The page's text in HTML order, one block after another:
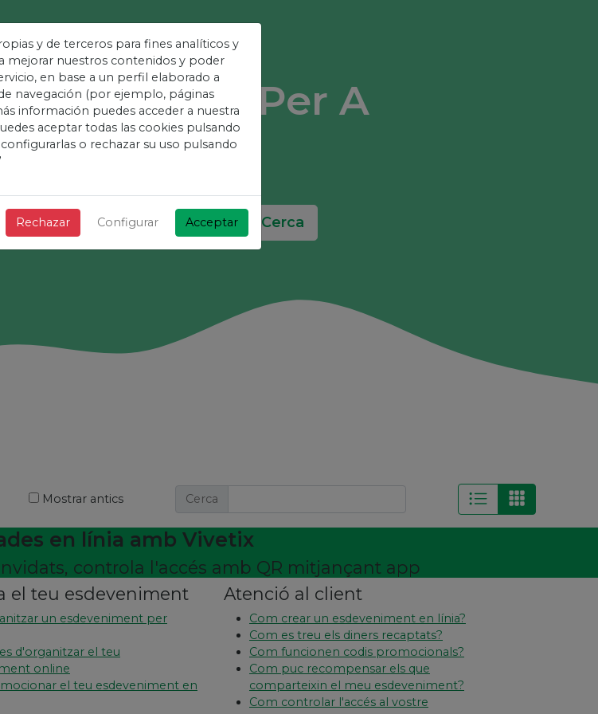
Més Fàcil Per A
Cerca
Mostrar antics Cerca
en línia amb Vivetix
controla l'accés amb QR mitjançant app
el teu esdeveniment
un esdeveniment per
d'organitzar el teu
online
el teu esdeveniment en
Atenció al client
Com crear un esdeveniment en línia?
Com es treu els diners recaptats?
Com funcionen codis promocionals?
Com puc recompensar els que
comparteixin el meu esdeveniment?
Com controlar l'accés al vostre
y de terceros para fines analíticos y
mejorar nuestros contenidos y poder
en base a un perfil elaborado a
navegación (por ejemplo, páginas
información puedes acceder a nuestra
aceptar todas las cookies pulsando
o rechazar su uso pulsando
Rechazar Configurar Acceptar